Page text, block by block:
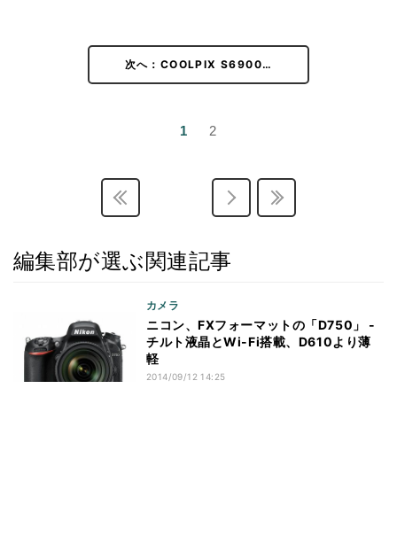
次へ：COOLPIX S6900…
1 2
編集部が選ぶ関連記事
カメラ
ニコン、FXフォーマットの「D750」 -
チルト液晶とWi-Fi搭載、D610より薄
軽
2014/09/12 14:25